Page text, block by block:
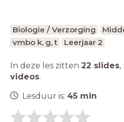
Biologie / Verzorging
vmbo k, g, t
Leerjaar 2
In deze les zitten 22 slides,
videos.
Lesduur is: 45 min